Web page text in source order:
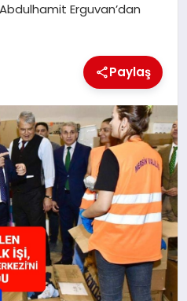
Abdulhamit Erguvan’dan
Paylaş